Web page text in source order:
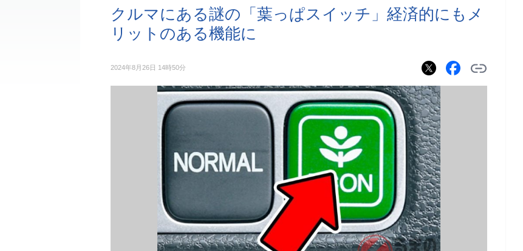
クルマにある謎の「葉っぱスイッチ」経済的にもメ
リットのある機能に
2024年8月26日 14時50分